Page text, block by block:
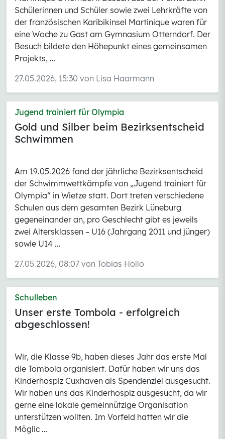
Schülerinnen und Schüler sowie zwei Lehrkräfte von
der französischen Karibikinsel Martinique waren für
eine Woche zu Gast am Gymnasium Otterndorf. Der
Besuch bildete den Höhepunkt eines gemeinsamen
Projekts, ...
27.05.2026, 15:30 von Lisa Haarmann
Jugend trainiert für Olympia
Gold und Silber beim Bezirksentscheid
Schwimmen
Am 19.05.2026 fand der jährliche Bezirksentscheid
der Schwimmwettkämpfe von „Jugend trainiert für
Olympia“ in Wietze statt. Dort treten verschiedene
Schulen aus dem gesamten Bezirk Lüneburg
gegeneinander an, pro Geschlecht gibt es jeweils
zwei Altersklassen – U16 (Jahrgang 2011 und jünger)
sowie U14 ...
27.05.2026, 08:07 von Tobias Hollo
Schulleben
Unser erste Tombola - erfolgreich
abgeschlossen!
Wir, die Klasse 9b, haben dieses Jahr das erste Mal
die Tombola organisiert. Dafür haben wir uns das
Kinderhospiz Cuxhaven als Spendenziel ausgesucht.
Wir haben uns das Kinderhospiz ausgesucht, da wir
gerne eine lokale gemeinnützige Organisation
unterstützen wollten. Im Vorfeld hatten wir die
Möglic ...